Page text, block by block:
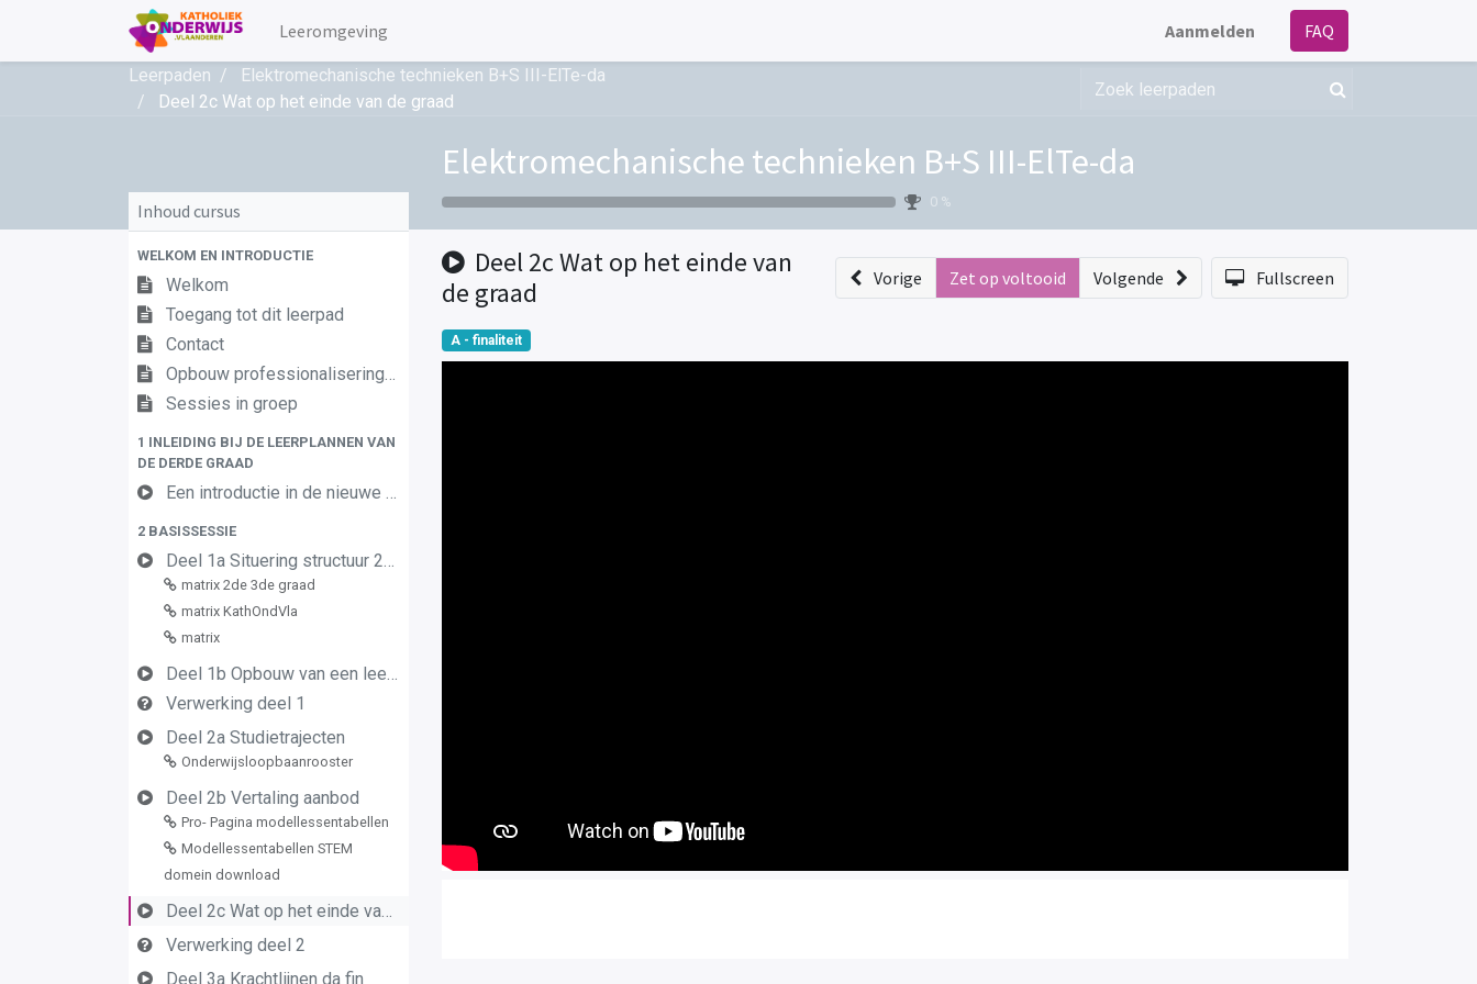
Leeromgeving Aanmelden FAQ
Leerpaden
Elektromechanische technieken B+S III-ElTe-da
Deel 2c Wat op het einde van de graad
Elektromechanische technieken B+S III-ElTe-da
0 %
Inhoud cursus
WELKOM EN INTRODUCTIE
Welkom
Toegang tot dit leerpad
Contact
Opbouw professionaliseringstraject
Sessies in groep
1 INLEIDING BIJ DE LEERPLANNEN VAN
DE DERDE GRAAD
Een introductie in de nieuwe leerplannen van de derde graad
2 BASISSESSIE
Deel 1a Situering structuur 2de en 3de graad
matrix 2de 3de graad
matrix KathOndVla
matrix
Deel 1b Opbouw van een leerplan vormingsconcept
Verwerking deel 1
Deel 2a Studietrajecten
Onderwijsloopbaanrooster
Deel 2b Vertaling aanbod
Pro- Pagina modellessentabellen
Modellessentabellen STEM
domein download
Deel 2c Wat op het einde van de graad
Verwerking deel 2
Deel 3a Krachtlijnen da fin
Deel 2c Wat op het einde van
de graad
Vorige Zet op voltooid Volgende Fullscreen
A - finaliteit